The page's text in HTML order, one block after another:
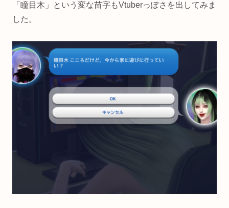
「瞳目木」という変な苗字もVtuberっぽさを出してみま
した。